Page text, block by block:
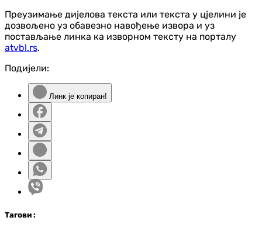
Преузимање дијелова текста или текста у цјелини је
дозвољено уз обавезно навођење извора и уз
постављање линка ка изворном тексту на порталу
atvbl.rs.
Подијели:
Линк је копиран!
Тагови :